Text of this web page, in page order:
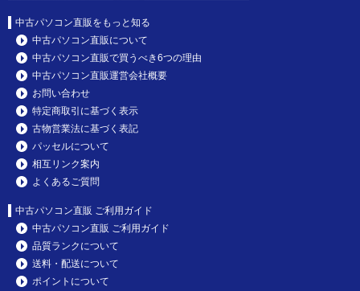
中古パソコン直販をもっと知る
中古パソコン直販について
中古パソコン直販で買うべき6つの理由
中古パソコン直販運営会社概要
お問い合わせ
特定商取引に基づく表示
古物営業法に基づく表記
パッセルについて
相互リンク案内
よくあるご質問
中古パソコン直販 ご利用ガイド
中古パソコン直販 ご利用ガイド
品質ランクについて
送料・配送について
ポイントについて